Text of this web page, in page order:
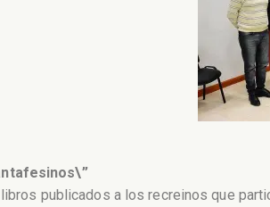
publicados a los recreinos que